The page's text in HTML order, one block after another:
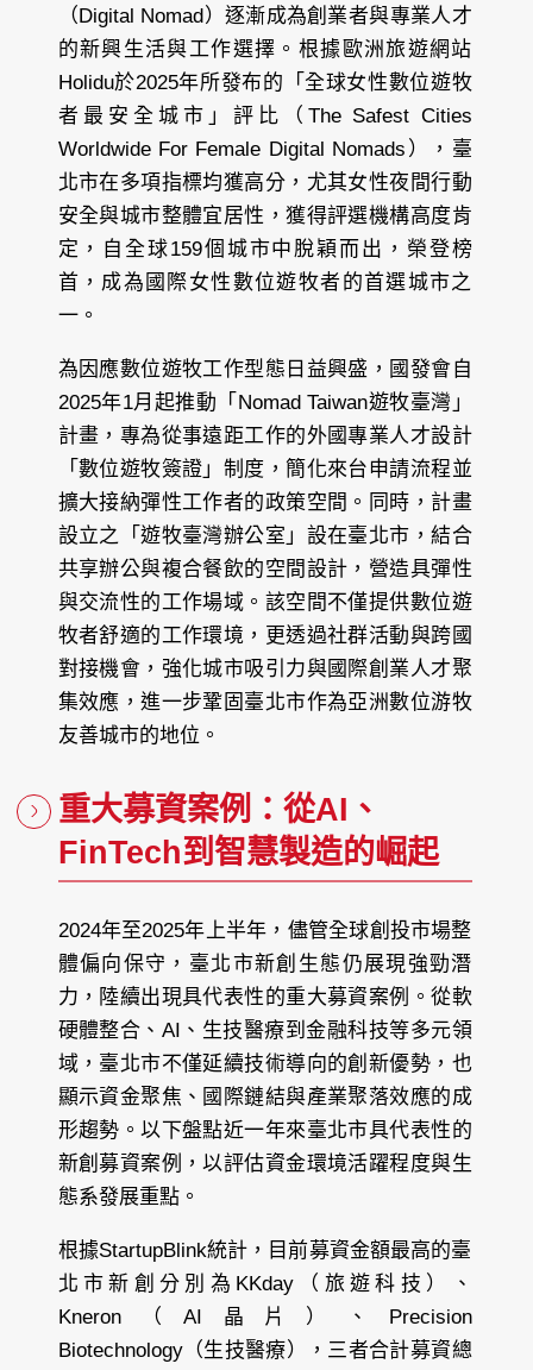
（Digital Nomad）逐漸成為創業者與專業人才
的新興生活與工作選擇。根據歐洲旅遊網站
Holidu於2025年所發布的「全球女性數位遊牧
者最安全城市」評比（The Safest Cities
Worldwide For Female Digital Nomads），臺
北市在多項指標均獲高分，尤其女性夜間行動
安全與城市整體宜居性，獲得評選機構高度肯
定，自全球159個城市中脫穎而出，榮登榜
首，成為國際女性數位遊牧者的首選城市之
一。
為因應數位遊牧工作型態日益興盛，國發會自
2025年1月起推動「Nomad Taiwan遊牧臺灣」
計畫，專為從事遠距工作的外國專業人才設計
「數位遊牧簽證」制度，簡化來台申請流程並
擴大接納彈性工作者的政策空間。同時，計畫
設立之「遊牧臺灣辦公室」設在臺北市，結合
共享辦公與複合餐飲的空間設計，營造具彈性
與交流性的工作場域。該空間不僅提供數位遊
牧者舒適的工作環境，更透過社群活動與跨國
對接機會，強化城市吸引力與國際創業人才聚
集效應，進一步鞏固臺北市作為亞洲數位游牧
友善城市的地位。
重大募資案例：從AI、
FinTech到智慧製造的崛起
2024年至2025年上半年，儘管全球創投市場整
體偏向保守，臺北市新創生態仍展現強勁潛
力，陸續出現具代表性的重大募資案例。從軟
硬體整合、AI、生技醫療到金融科技等多元領
域，臺北市不僅延續技術導向的創新優勢，也
顯示資金聚焦、國際鏈結與產業聚落效應的成
形趨勢。以下盤點近一年來臺北市具代表性的
新創募資案例，以評估資金環境活躍程度與生
態系發展重點。
根據StartupBlink統計，目前募資金額最高的臺
北市新創分別為KKday（旅遊科技）、
Kneron（AI晶片）、Precision
Biotechnology（生技醫療），三者合計募資總